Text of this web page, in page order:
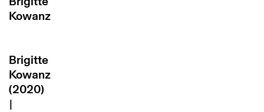
Kowanz
Brigitte
Kowanz
(2020)